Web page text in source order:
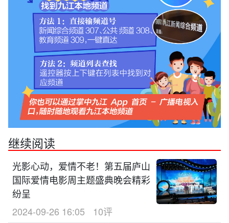
继续阅读
光影心动，爱情不老！第五届庐山
国际爱情电影周主题盛典晚会精彩
纷呈
2024-09-26 16:05
10评